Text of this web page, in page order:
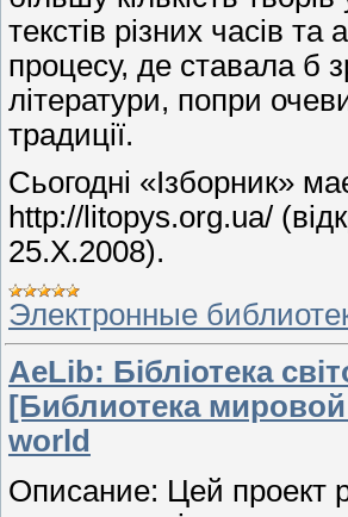
текстів різних часів та
процесу, де ставала б
літератури, попри
традиції.
Сьогодні «Ізборник»
http://litopys.org.ua/
25.X.2008).
Электронные
AeLib: Бібліотека
[Библиотека
world
Описание: Цей проект